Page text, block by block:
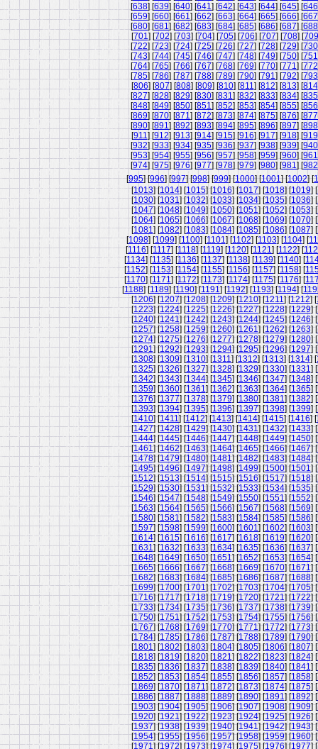
[638] [639] [640] [641] [642] [643] [644] [645] [646
[659] [660] [661] [662] [663] [664] [665] [666] [667
[680] [681] [682] [683] [684] [685] [686] [687] [688
[701] [702] [703] [704] [705] [706] [707] [708] [709
[722] [723] [724] [725] [726] [727] [728] [729] [730
[743] [744] [745] [746] [747] [748] [749] [750] [751
[764] [765] [766] [767] [768] [769] [770] [771] [772
[785] [786] [787] [788] [789] [790] [791] [792] [793
[806] [807] [808] [809] [810] [811] [812] [813] [814
[827] [828] [829] [830] [831] [832] [833] [834] [835
[848] [849] [850] [851] [852] [853] [854] [855] [856
[869] [870] [871] [872] [873] [874] [875] [876] [877
[890] [891] [892] [893] [894] [895] [896] [897] [898
[911] [912] [913] [914] [915] [916] [917] [918] [919
[932] [933] [934] [935] [936] [937] [938] [939] [940
[953] [954] [955] [956] [957] [958] [959] [960] [961
[974] [975] [976] [977] [978] [979] [980] [981] [982
[995] [996] [997] [998] [999] [1000] [1001] [1002] [
[1013] [1014] [1015] [1016] [1017] [1018] [1019] [
[1030] [1031] [1032] [1033] [1034] [1035] [1036] [
[1047] [1048] [1049] [1050] [1051] [1052] [1053] [
[1064] [1065] [1066] [1067] [1068] [1069] [1070] [
[1081] [1082] [1083] [1084] [1085] [1086] [1087] [
[1098] [1099] [1100] [1101] [1102] [1103] [1104] [
[1116] [1117] [1118] [1119] [1120] [1121] [1122] [
[1134] [1135] [1136] [1137] [1138] [1139] [1140] [
[1152] [1153] [1154] [1155] [1156] [1157] [1158] [
[1170] [1171] [1172] [1173] [1174] [1175] [1176] [
[1188] [1189] [1190] [1191] [1192] [1193] [1194] [
[1206] [1207] [1208] [1209] [1210] [1211] [1212] [
[1223] [1224] [1225] [1226] [1227] [1228] [1229] [
[1240] [1241] [1242] [1243] [1244] [1245] [1246] [
[1257] [1258] [1259] [1260] [1261] [1262] [1263] [
[1274] [1275] [1276] [1277] [1278] [1279] [1280] [
[1291] [1292] [1293] [1294] [1295] [1296] [1297] [
[1308] [1309] [1310] [1311] [1312] [1313] [1314] [
[1325] [1326] [1327] [1328] [1329] [1330] [1331] [
[1342] [1343] [1344] [1345] [1346] [1347] [1348] [
[1359] [1360] [1361] [1362] [1363] [1364] [1365] [
[1376] [1377] [1378] [1379] [1380] [1381] [1382] [
[1393] [1394] [1395] [1396] [1397] [1398] [1399] [
[1410] [1411] [1412] [1413] [1414] [1415] [1416] [
[1427] [1428] [1429] [1430] [1431] [1432] [1433] [
[1444] [1445] [1446] [1447] [1448] [1449] [1450] [
[1461] [1462] [1463] [1464] [1465] [1466] [1467] [
[1478] [1479] [1480] [1481] [1482] [1483] [1484] [
[1495] [1496] [1497] [1498] [1499] [1500] [1501] [
[1512] [1513] [1514] [1515] [1516] [1517] [1518] [
[1529] [1530] [1531] [1532] [1533] [1534] [1535] [
[1546] [1547] [1548] [1549] [1550] [1551] [1552] [
[1563] [1564] [1565] [1566] [1567] [1568] [1569] [
[1580] [1581] [1582] [1583] [1584] [1585] [1586] [
[1597] [1598] [1599] [1600] [1601] [1602] [1603] [
[1614] [1615] [1616] [1617] [1618] [1619] [1620] [
[1631] [1632] [1633] [1634] [1635] [1636] [1637] [
[1648] [1649] [1650] [1651] [1652] [1653] [1654] [
[1665] [1666] [1667] [1668] [1669] [1670] [1671] [
[1682] [1683] [1684] [1685] [1686] [1687] [1688] [
[1699] [1700] [1701] [1702] [1703] [1704] [1705] [
[1716] [1717] [1718] [1719] [1720] [1721] [1722] [
[1733] [1734] [1735] [1736] [1737] [1738] [1739] [
[1750] [1751] [1752] [1753] [1754] [1755] [1756] [
[1767] [1768] [1769] [1770] [1771] [1772] [1773] [
[1784] [1785] [1786] [1787] [1788] [1789] [1790] [
[1801] [1802] [1803] [1804] [1805] [1806] [1807] [
[1818] [1819] [1820] [1821] [1822] [1823] [1824] [
[1835] [1836] [1837] [1838] [1839] [1840] [1841] [
[1852] [1853] [1854] [1855] [1856] [1857] [1858] [
[1869] [1870] [1871] [1872] [1873] [1874] [1875] [
[1886] [1887] [1888] [1889] [1890] [1891] [1892] [
[1903] [1904] [1905] [1906] [1907] [1908] [1909] [
[1920] [1921] [1922] [1923] [1924] [1925] [1926] [
[1937] [1938] [1939] [1940] [1941] [1942] [1943] [
[1954] [1955] [1956] [1957] [1958] [1959] [1960] [
[1971] [1972] [1973] [1974] [1975] [1976] [1977] [